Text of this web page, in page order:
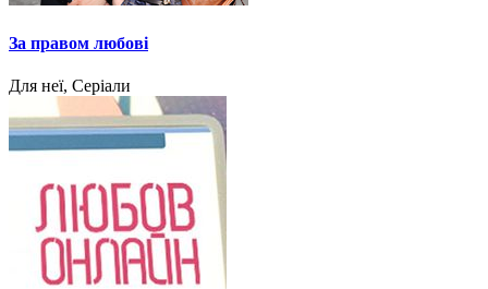
За правом любові
Для неї, Серіали